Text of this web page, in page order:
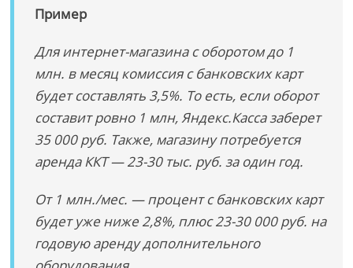
Пример
Для интернет-магазина с оборотом до 1
млн. в месяц комиссия с банковских карт
будет составлять 3,5%. То есть, если оборот
составит ровно 1 млн, Яндекс.Касса заберет
35 000 руб. Также, магазину потребуется
аренда ККТ — 23-30 тыс. руб. за один год.
От 1 млн./мес. — процент с банковских карт
будет уже ниже 2,8%, плюс 23-30 000 руб. на
годовую аренду дополнительного